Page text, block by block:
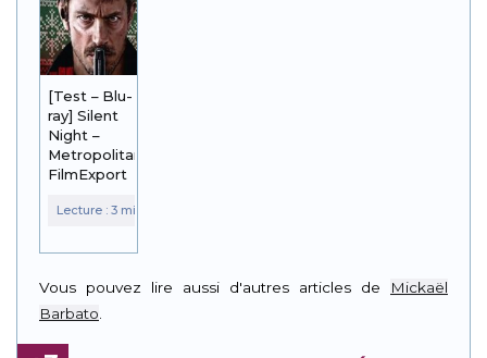
[Test – Blu-
ray] Silent
Night –
Metropolitan
FilmExport
Vous pouvez lire aussi d'autres articles de
Mickaël
Barbato